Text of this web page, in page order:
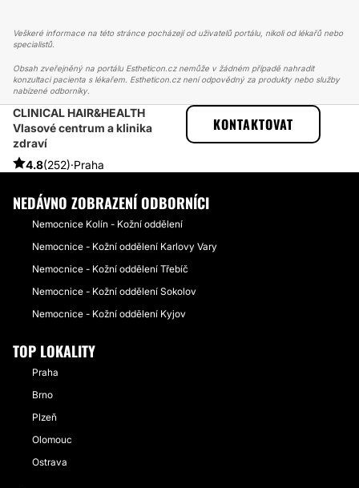
Veškeré informace na této stránce pocházejí od uživatelů portálu, nikoli od lékařů nebo
specialistů.
Obsah zveřejněný na portálu Estheticon.cz nemůže v žádném případě nahradit
konzultaci pacienta s lékařem. Estheticon.cz není odpovědný za produkty nebo služby
nabízené odborníky.
CLINICAL HAIR&HEALTH
Vlasové centrum a klinika
zdraví
4.8(252)·Praha
KONTAKTOVAT
ESTHETICON
PŘÍBĚHY
PŘÍBĚHY TÝKAJÍCÍ SE ZÁKROKU TRICHOLOGICKÉ VYŠETŘENÍ
KONTROLA POKOŽKY POD KAMEROU
NEDÁVNO ZOBRAZENÍ ODBORNÍCI
Nemocnice Kolín - Kožní oddělení
Nemocnice - Kožní oddělení Karlovy Vary
Nemocnice - Kožní oddělení Třebíč
Nemocnice - Kožní oddělení Sokolov
Nemocnice - Kožní oddělení Kyjov
TOP LOKALITY
Praha
Brno
Plzeň
Olomouc
Ostrava